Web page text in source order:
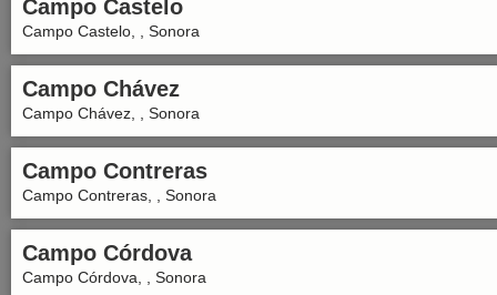
Campo Castelo
Campo Castelo, , Sonora
Campo Chávez
Campo Chávez, , Sonora
Campo Contreras
Campo Contreras, , Sonora
Campo Córdova
Campo Córdova, , Sonora